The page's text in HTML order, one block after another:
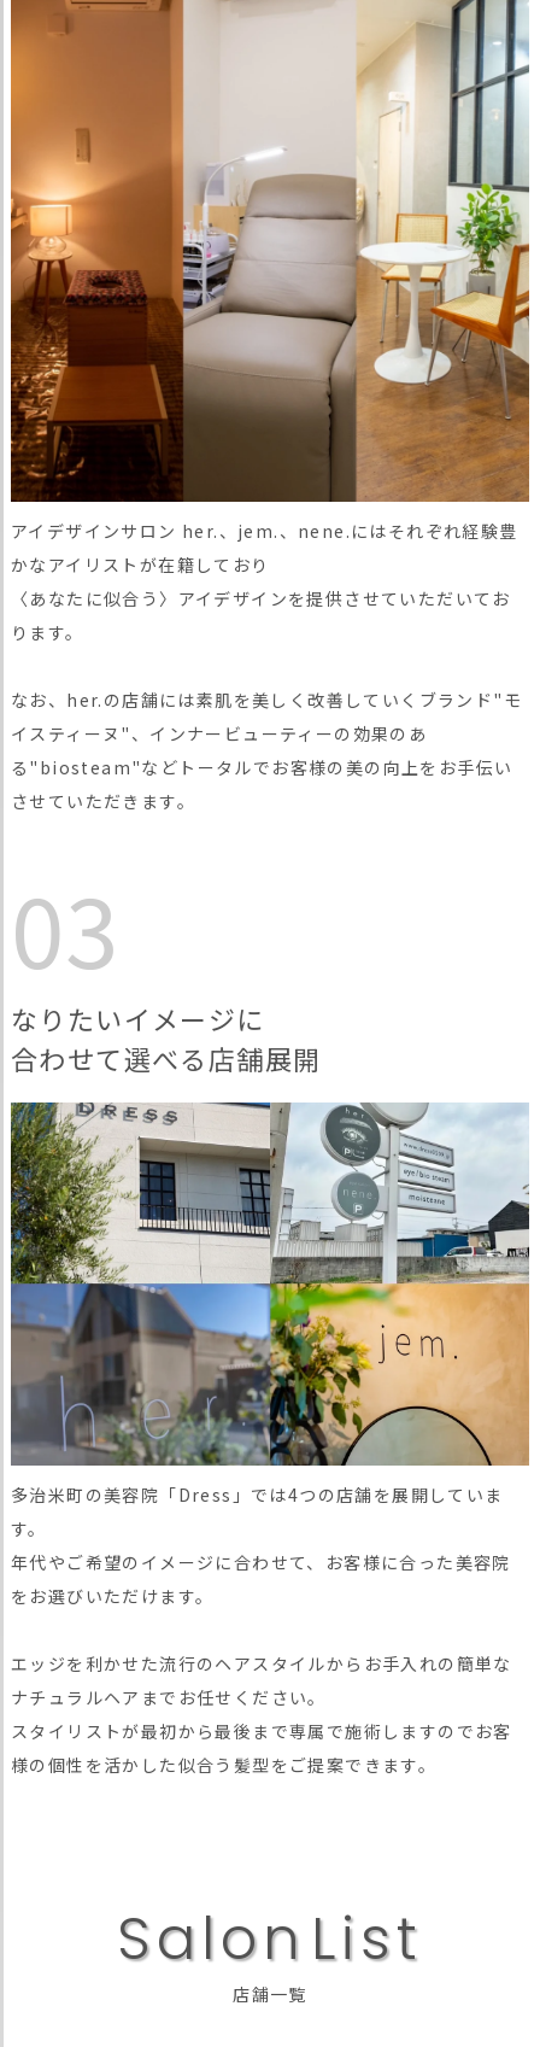
アイデザインサロン her.、jem.、nene.にはそれぞれ経験豊
かなアイリストが在籍しており
〈あなたに似合う〉アイデザインを提供させていただいてお
ります。
なお、her.の店舗には素肌を美しく改善していくブランド"モ
イスティーヌ"、インナービューティーの効果のあ
る"biosteam"などトータルでお客様の美の向上をお手伝い
させていただきます。
03
なりたいイメージに
合わせて選べる店舗展開
多治米町の美容院「Dress」では4つの店舗を展開していま
す。
年代やご希望のイメージに合わせて、お客様に合った美容院
をお選びいただけます。
エッジを利かせた流行のヘアスタイルからお手入れの簡単な
ナチュラルヘアまでお任せください。
スタイリストが最初から最後まで専属で施術しますのでお客
様の個性を活かした似合う髪型をご提案できます。
Salon List
店舗一覧